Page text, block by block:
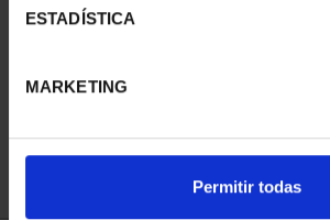
ESTADÍSTICA
MARKETING
Permitir todas
SUSCRIPCIÓN
949,00 €
registrados